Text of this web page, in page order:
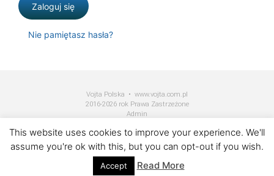
Zaloguj się
Nie pamiętasz hasła?
Vojta Polska • www.vojta.com.pl
2016-2026 rok Prawa Zastrzeżone
Admin
This website uses cookies to improve your experience. We'll
assume you're ok with this, but you can opt-out if you wish.
Accept Read More